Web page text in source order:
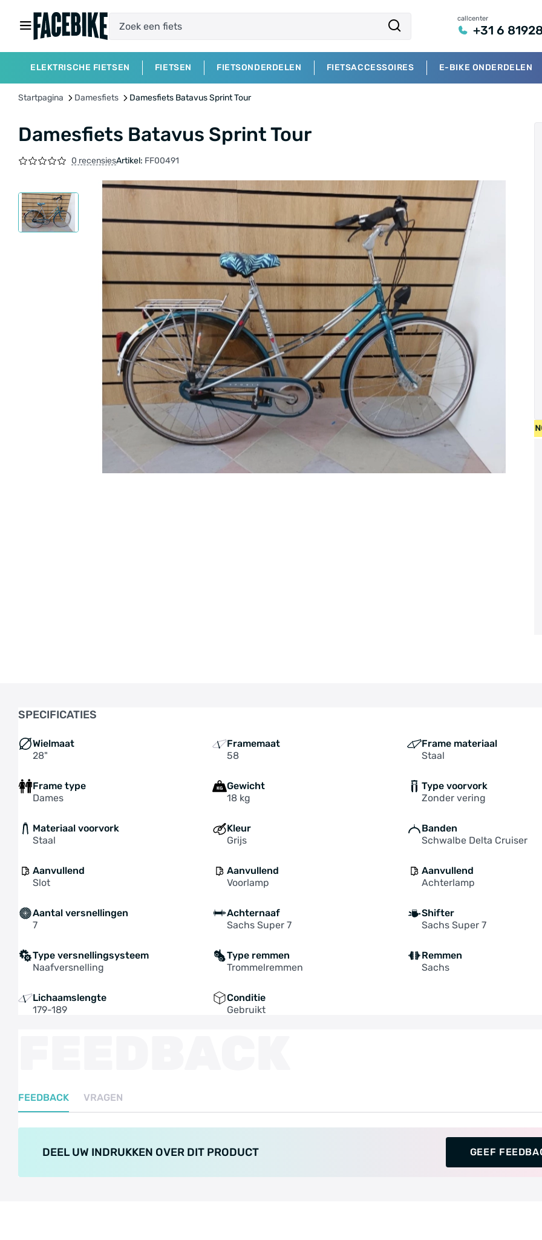
callcenter
+31 6
ELEKTRISCHE FIETSEN FIETSEN FIETSONDERDELEN FIETSACCESSOIRES E-BIKE ONDERDELEN
Startpagina Damesfiets Damesfiets Batavus Sprint Tour
Damesfiets Batavus Sprint Tour
0 recensiesArtikel: FF00491
• GRATIS VERZENDING OP
SPECIFICATIES
Wielmaat
28"
Framemaat
58
Frame materiaal
Staal
Frame type
Dames
Gewicht
18 kg
Type voorvork
Zonder vering
Materiaal voorvork
Staal
Kleur
Grijs
Banden
Schwalbe Delta Cruiser
Aanvullend
Slot
Aanvullend
Voorlamp
Aanvullend
Achterlamp
Aantal versnellingen
7
Achternaaf
Sachs Super 7
Shifter
Sachs Super 7
Type versnellingsysteem
Naafversnelling
Type remmen
Trommelremmen
Remmen
Sachs
Lichaamslengte
179-189
Conditie
Gebruikt
FEEDBACK VRAGEN
DEEL UW INDRUKKEN OVER DIT PRODUCT GEEF